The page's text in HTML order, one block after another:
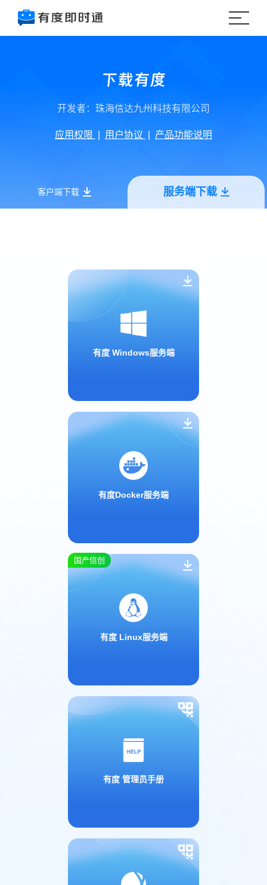
下载有度
开发者：珠海信达九州科技有限公司
应用权限 用户协议 产品功能说明
客户端下载 服务端下载
有度 Windows服务端
有度Docker服务端
国产信创
有度 Linux服务端
有度 管理员手册